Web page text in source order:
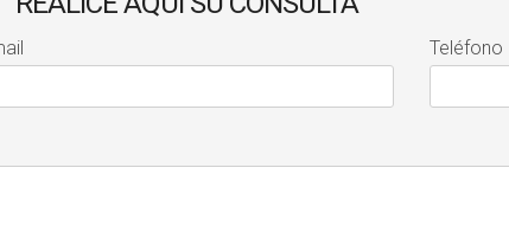
Teléfono